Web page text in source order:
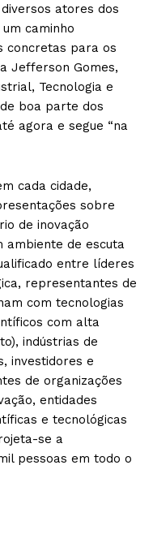
atores dos
caminho
concretas para os
Jefferson Gomes,
Tecnologia e
boa parte dos
agora e segue “na
cada cidade,
sobre
de inovação
ambiente de escuta
entre líderes
representantes de
com tecnologias
com alta
indústrias de
investidores e
de organizações
entidades
e tecnológicas
se a
pessoas em todo o